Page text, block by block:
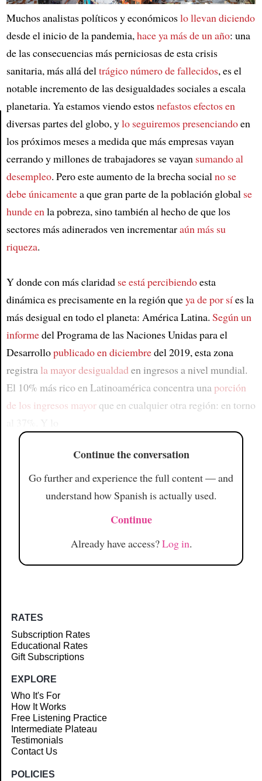
Article
Muchos analistas políticos y económicoslo llevan diciendo
desde el inicio de la pandemia,hace ya más de un año: una
de las consecuencias más perniciosas de esta crisis
sanitaria, más allá deltrágico número de fallecidos, es el
notable incremento de las desigualdades sociales a escala
planetaria. Ya estamos viendo estosnefastos efectos en
diversas partes del globo, ylo seguiremos presenciandoen
los próximos meses a medida que más empresas vayan
cerrando y millones de trabajadores se vayan sumando al
desempleo. Pero este aumento de la brecha socialno se
debe únicamentea que gran parte de la población global se
hunde enla pobreza, sino también al hecho de que los
sectores más adinerados ven incrementaraún más su
riqueza.
Y donde con más claridad se está percibiendoesta
dinámica es precisamente en la región queya de por síes la
más desigual en todo el planeta: América Latina. Según un
informedel Programa de las Naciones Unidas para el
Desarrollopublicado en diciembredel 2019, esta zona
registra la mayor desigualdad en ingresos a nivel mundial.
El 10% más rico en Latinoamérica concentra una porción
de los ingresos mayorque en cualquier otra región: en torno
Continue the conversation
Go further and experience the full content — and
understand how Spanish is actually used.
Continue
Already have access?Log in.
RATES
Subscription Rates
Educational Rates
Gift Subscriptions
EXPLORE
Who It's For
How It Works
Free Listening Practice
Intermediate Plateau
Testimonials
Contact Us
POLICIES